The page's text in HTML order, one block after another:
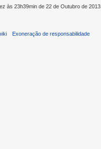
às 23h39min de 22 de Outubro de 2013.
Exoneração de responsabilidade